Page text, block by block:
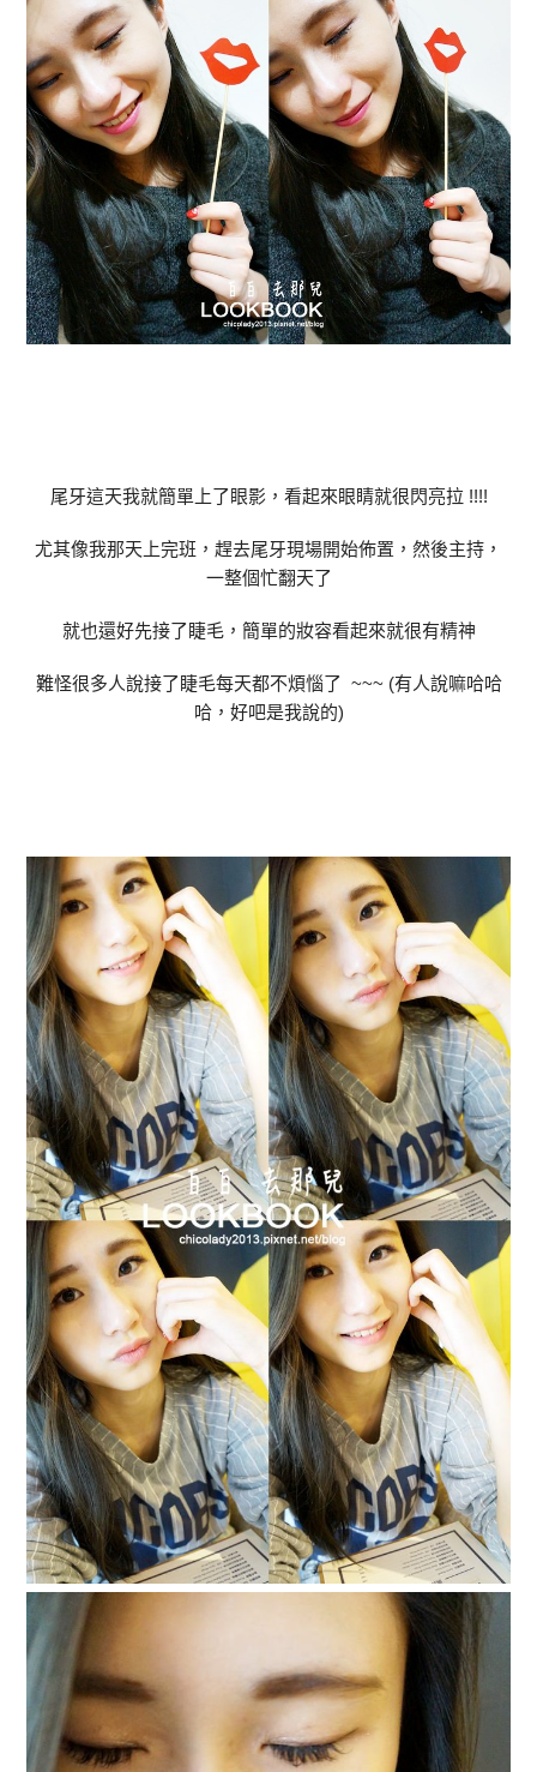
尾牙這天我就簡單上了眼影，看起來眼睛就很閃亮拉 !!!!
尤其像我那天上完班，趕去尾牙現場開始佈置，然後主持，
一整個忙翻天了
就也還好先接了睫毛，簡單的妝容看起來就很有精神
難怪很多人說接了睫毛每天都不煩惱了 ~~~ (有人說嘛哈哈
哈，好吧是我說的)